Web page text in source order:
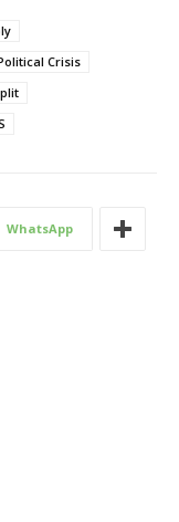
Crisis
WhatsApp